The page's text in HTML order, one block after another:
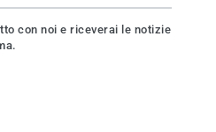
con noi e riceverai le notizie